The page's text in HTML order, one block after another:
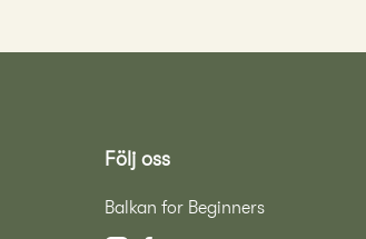
Följ oss
Balkan for Beginners